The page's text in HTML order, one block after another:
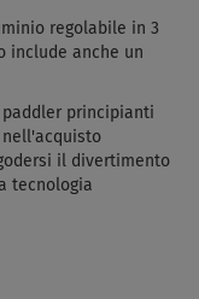
regolabile in 3
include anche un
paddler principianti
nell'acquisto
il divertimento
tecnologia